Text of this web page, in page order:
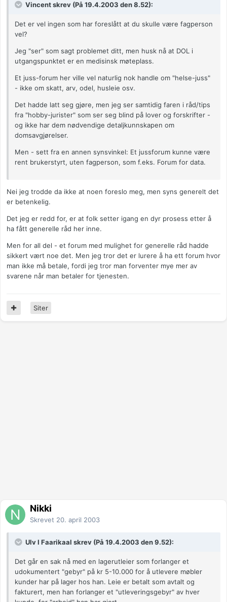
Vincent skrev (På 19.4.2003 den 8.52):
Det er vel ingen som har foreslått at du skulle være fagperson
vel?
Jeg "ser" som sagt problemet ditt, men husk nå at DOL i
utgangspunktet er en medisinsk møteplass.
Et juss-forum her ville vel naturlig nok handle om "helse-juss"
- ikke om skatt, arv, odel, husleie osv.
Det hadde latt seg gjøre, men jeg ser samtidig faren i råd/tips
fra "hobby-jurister" som ser seg blind på lover og forskrifter -
og ikke har dem nødvendige detaljkunnskapen om
domsavgjørelser.
Men - sett fra en annen synsvinkel: Et jussforum kunne være
rent brukerstyrt, uten fagperson, som f.eks. Forum for data.
Nei jeg trodde da ikke at noen foreslo meg, men syns generelt det
er betenkelig.
Det jeg er redd for, er at folk setter igang en dyr prosess etter å
ha fått generelle råd her inne.
Men for all del - et forum med mulighet for generelle råd hadde
sikkert vært noe det. Men jeg tror det er lurere å ha ett forum hvor
man ikke må betale, fordi jeg tror man forventer mye mer av
svarene når man betaler for tjenesten.
Siter
Nikki
Skrevet 20. april 2003
Ulv I Faarikaal skrev (På 19.4.2003 den 9.52):
Det går en sak nå med en lagerutleier som forlanger et
udokumentert "gebyr" på kr 5-10.000 for å utlevere møbler
kunder har på lager hos han. Leie er betalt som avtalt og
fakturert, men han forlanger et "utleveringsgebyr" av hver